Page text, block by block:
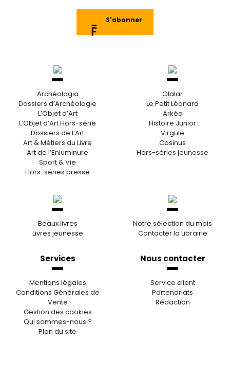
S'abonner
Archéologia
Dossiers d’Archéologie
L’Objet d’Art
L’Objet d’Art Hors-série
Dossiers de l’Art
Art & Métiers du Livre
Art de l’Enluminure
Sport & Vie
Hors-séries presse
Olalar
Le Petit Léonard
Arkéo
Histoire Junior
Virgule
Cosinus
Hors-séries jeunesse
Beaux livres
Livres jeunesse
Notre sélection du mois
Contacter la Librairie
Services
Mentions légales
Conditions Générales de
Vente
Gestion des cookies
Qui sommes-nous ?
Plan du site
Nous contacter
Service client
Partenariats
Rédaction